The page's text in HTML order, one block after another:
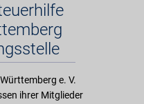
e. V.
ihrer Mitglieder